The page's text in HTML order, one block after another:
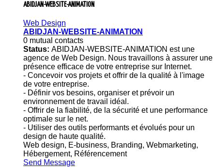
ABIDJAN-WEBSITE-ANIMATION
Web Design
ABIDJAN-WEBSITE-ANIMATION
0 mutual contacts
Status: ABIDJAN-WEBSITE-ANIMATION est une
agence de Web Design. Nous travaillons à assurer une
présence efficace de votre entreprise sur Internet.
- Concevoir vos projets et offrir de la qualité à l'image
de votre entreprise.
- Définir vos besoins, organiser et prévoir un
environnement de travail idéal.
- Offrir de la fiabilité, de la sécurité et une performance
optimale sur le net.
- Utiliser des outils performants et évolués pour un
design de haute qualité.
Web design, E-business, Branding, Webmarketing,
Hébergement, Référencement
Send Message